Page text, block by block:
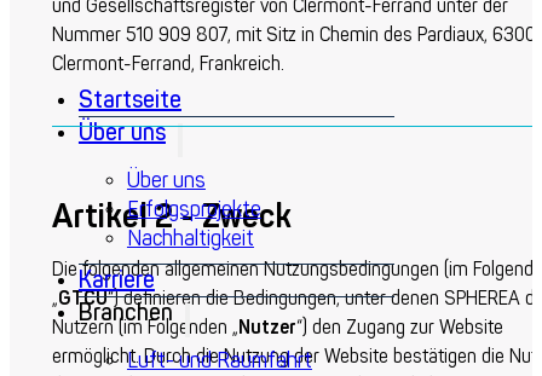
Startseite
Über uns
Über uns
Erfolgsprojekte
Nachhaltigkeit
Karriere
Branchen
Luft- und Raumfahrt
und Gesellschaftsregister von Clermont-Ferrand unter der
Nummer 510 909 807, mit Sitz in Chemin des Pardiaux,
Clermont-Ferrand, Frankreich.
Artikel 2 - Zweck
Die folgenden allgemeinen Nutzungsbedingungen (im
„GTCU“) definieren die Bedingungen, unter denen SPHEREA
Nutzern (im Folgenden „Nutzer“) den Zugang zur Website
ermöglicht. Durch die Nutzung der Website bestätigen die